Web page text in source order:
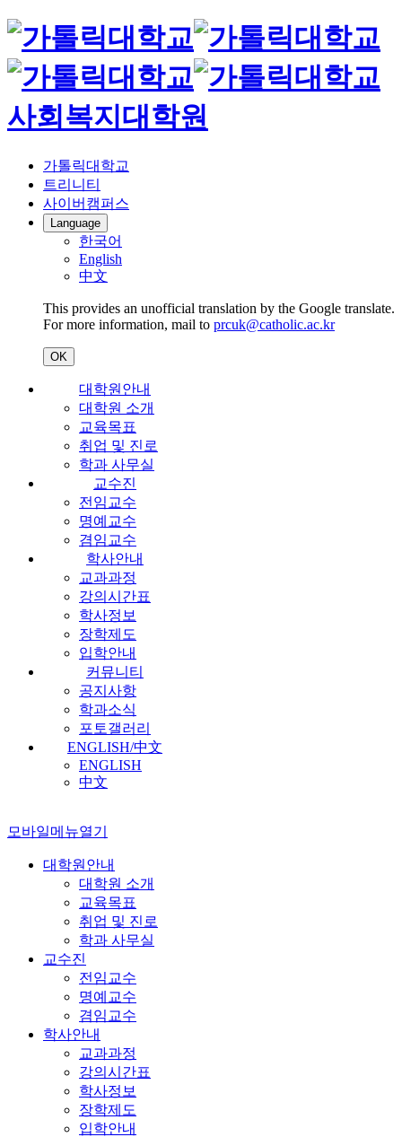
사회복지대학원
가톨릭대학교
트리니티
사이버캠퍼스
Language
한국어
English
中文
This provides an unofficial translation by the Google translate.
For more information, mail to prcuk@catholic.ac.kr
OK
대학원안내
대학원 소개
교육목표
취업 및 진로
학과 사무실
교수진
전임교수
명예교수
겸임교수
학사안내
교과과정
강의시간표
학사정보
장학제도
입학안내
커뮤니티
공지사항
학과소식
포토갤러리
ENGLISH/中文
ENGLISH
中文
모바일메뉴열기
대학원안내
대학원 소개
교육목표
취업 및 진로
학과 사무실
교수진
전임교수
명예교수
겸임교수
학사안내
교과과정
강의시간표
학사정보
장학제도
입학안내